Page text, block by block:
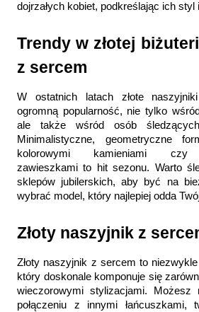
dojrzałych kobiet, podkreślając ich styl
Trendy w złotej
z sercem
W ostatnich latach złote
ogromną popularność, nie tylko
ale także wśród osób
Minimalistyczne, geometryczne
kolorowymi kamieniami czy
zawieszkami to hit sezonu. Warto
sklepów jubilerskich, aby być na
wybrać model, który najlepiej odda
Złoty naszyjnik z
Złoty naszyjnik z sercem to
który doskonale komponuje się
wieczorowymi stylizacjami.
połączeniu z innymi łańcuszkami,